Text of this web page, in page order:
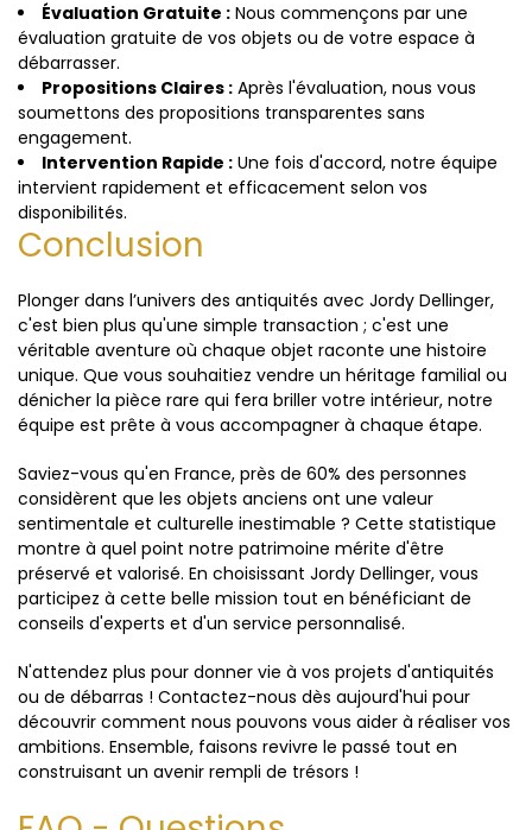
Évaluation Gratuite : Nous commençons par une
évaluation gratuite de vos objets ou de votre espace à
débarrasser.
Propositions Claires : Après l'évaluation, nous vous
soumettons des propositions transparentes sans
engagement.
Intervention Rapide : Une fois d'accord, notre équipe
intervient rapidement et efficacement selon vos
disponibilités.
Conclusion
Plonger dans l’univers des antiquités avec Jordy Dellinger,
c'est bien plus qu'une simple transaction ; c'est une
véritable aventure où chaque objet raconte une histoire
unique. Que vous souhaitiez vendre un héritage familial ou
dénicher la pièce rare qui fera briller votre intérieur, notre
équipe est prête à vous accompagner à chaque étape.
Saviez-vous qu'en France, près de 60% des personnes
considèrent que les objets anciens ont une valeur
sentimentale et culturelle inestimable ? Cette statistique
montre à quel point notre patrimoine mérite d'être
préservé et valorisé. En choisissant Jordy Dellinger, vous
participez à cette belle mission tout en bénéficiant de
conseils d'experts et d'un service personnalisé.
N'attendez plus pour donner vie à vos projets d'antiquités
ou de débarras ! Contactez-nous dès aujourd'hui pour
découvrir comment nous pouvons vous aider à réaliser vos
ambitions. Ensemble, faisons revivre le passé tout en
construisant un avenir rempli de trésors !